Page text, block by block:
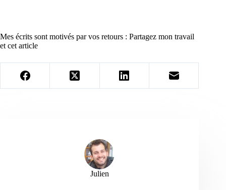
Mes écrits sont motivés par vos retours : Partagez mon travail
et cet article
Julien